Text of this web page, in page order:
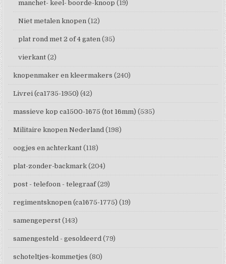
manchet- keel- boorde-knoop (19)
Niet metalen knopen (12)
plat rond met 2 of 4 gaten (35)
vierkant (2)
knopenmaker en kleermakers (240)
Livrei (ca1735-1950) (42)
massieve kop ca1500-1675 (tot 16mm) (535)
Militaire knopen Nederland (198)
oogjes en achterkant (118)
plat-zonder-backmark (204)
post - telefoon - telegraaf (29)
regimentsknopen (ca1675-1775) (19)
samengeperst (143)
samengesteld - gesoldeerd (79)
schoteltjes-kommetjes (80)